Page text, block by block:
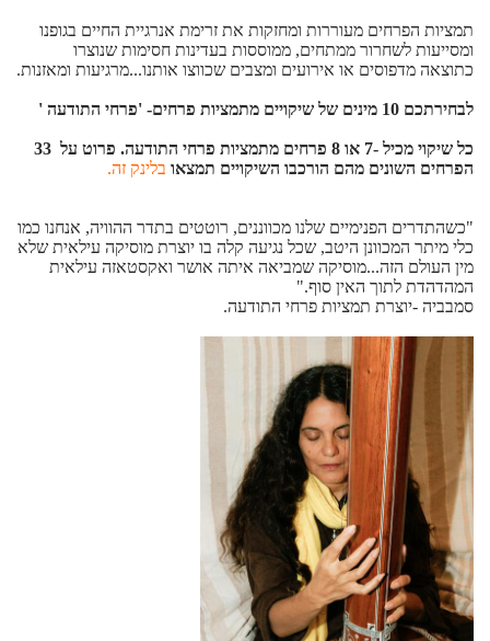
תמציות הפרחים מעוררות ומחזקות את זרימת אנרגיית החיים בגופנו
ומסייעות לשחרור ממתחים, ממוססות בעדינות חסימות שנוצרו
כתוצאה מדפוסים או אירועים ומצבים שכווצו אותנו...מרגיעות ומאזנות.
לבחירתכם 10 מינים של שיקויים מתמציות פרחים- 'פרחי התודעה '
כל שיקוי מכיל -7 או 8 פרחים מתמציות פרחי התודעה. פרוט על 33
הפרחים השונים מהם הורכבו השיקויים תמצאו בלינק זה.
"כשהתדרים הפנימיים שלנו מכווננים, רוטטים בתדר ההוויה, אנחנו כמו
כלי מיתר המכוונן היטב, שכל נגיעה קלה בו יוצרת מוסיקה עילאית שלא
מין העולם הזה...מוסיקה שמביאה איתה אושר ואקסטאזה עילאית
המהדהדת לתוך האין סוף."
סמבביה -יוצרת תמציות פרחי התודעה.